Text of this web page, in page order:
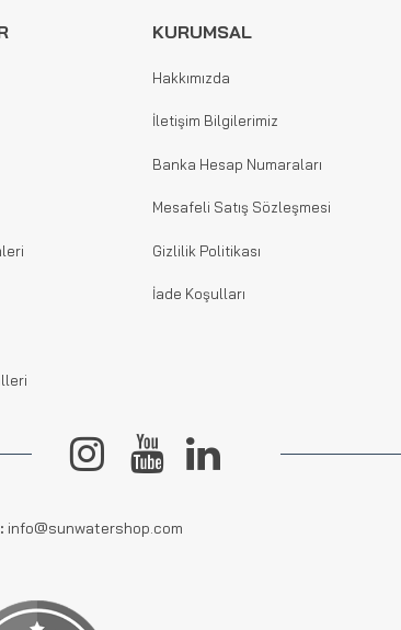
KURUMSAL
Hakkımızda
İletişim Bilgilerimiz
Banka Hesap Numaraları
Mesafeli Satış Sözleşmesi
Gizlilik Politikası
İade Koşulları
info@sunwatershop.com